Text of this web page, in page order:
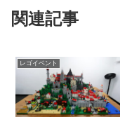
関連記事
レゴイベント